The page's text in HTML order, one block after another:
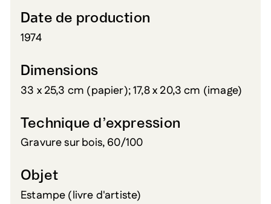
Date de production
1974
Dimensions
33 x 25,3 cm (papier); 17,8 x 20,3 cm (image)
Technique d’expression
Gravure sur bois, 60/100
Objet
Estampe (livre d'artiste)